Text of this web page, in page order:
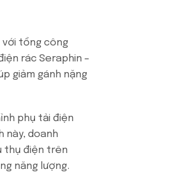
với tổng công
rác Seraphin –
giảm gánh nặng
phụ tải điện
này, doanh
thụ điện trên
năng lượng.